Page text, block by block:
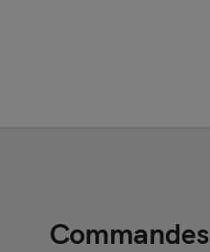
Commandes